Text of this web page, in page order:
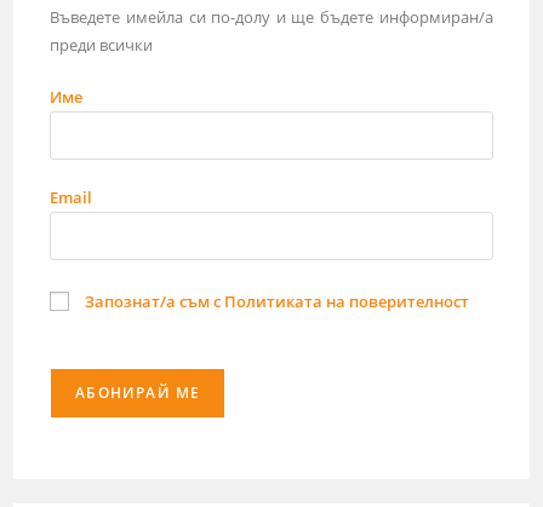
Въведете имейла си по-долу и ще бъдете информиран/а
преди всички
Име
Email
Запознат/а съм с Политиката на поверителност